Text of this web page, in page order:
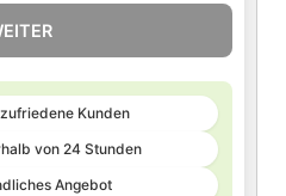
Kunden
von 24 Stunden
Angebot